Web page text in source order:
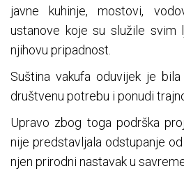
javne kuhinje, mostovi,
ustanove koje su služile svim
njihovu pripadnost.
Suština vakufa oduvijek je
društvenu potrebu i ponudi
Upravo zbog toga podrška
nije predstavljala odstupanje
njen prirodni nastavak u